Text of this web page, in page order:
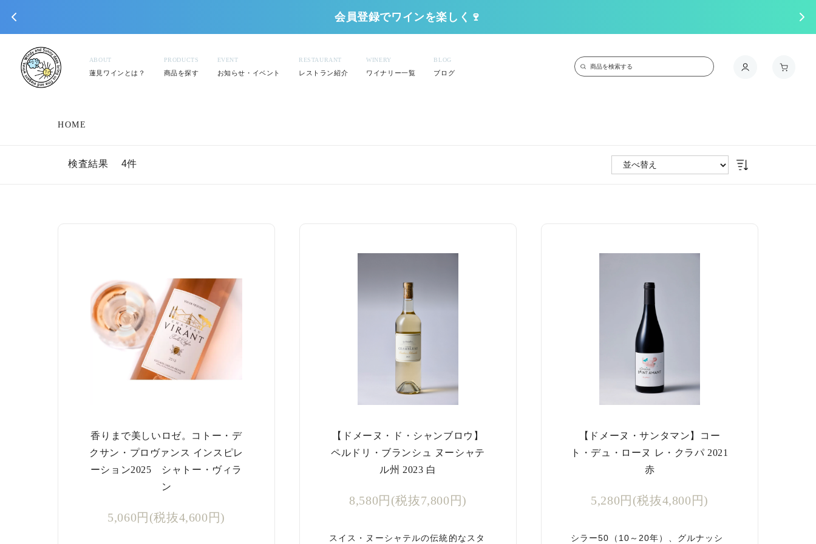
会員登録でワインを楽しく🍷
ABOUT
蓮見ワインとは？
PRODUCTS
商品を探す
EVENT
お知らせ・イベント
RESTAURANT
レストラン紹介
WINERY
ワイナリー一覧
BLOG
ブログ
HOME
検査結果 4件
香りまで美しいロゼ。コトー・デ
クサン・プロヴァンス インスピレ
ーション2025 シャトー・ヴィラ
ン
5,060円(税抜4,600円)
【ドメーヌ・ド・シャンブロウ】
ペルドリ・ブランシュ ヌーシャテ
ル州 2023 白
8,580円(税抜7,800円)
スイス・ヌーシャテルの伝統的なスタ
【ドメーヌ・サンタマン】コー
ト・デュ・ローヌ レ・クラパ 2021
赤
5,280円(税抜4,800円)
シラー50（10～20年）、グルナッシ